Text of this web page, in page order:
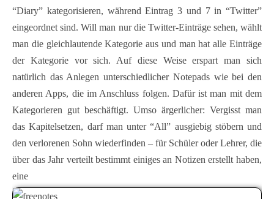
“Diary” kategorisieren, während Eintrag 3 und 7 in “Twitter”
eingeordnet sind. Will man nur die Twitter-Einträge sehen, wählt
man die gleichlautende Kategorie aus und man hat alle Einträge
der Kategorie vor sich. Auf diese Weise erspart man sich
natürlich das Anlegen unterschiedlicher Notepads wie bei den
anderen Apps, die im Anschluss folgen. Dafür ist man mit dem
Kategorieren gut beschäftigt. Umso ärgerlicher: Vergisst man
das Kapitelsetzen, darf man unter “All” ausgiebig stöbern und
den verlorenen Sohn wiederfinden – für Schüler oder Lehrer, die
über das Jahr verteilt bestimmt einiges an Notizen erstellt haben,
eine